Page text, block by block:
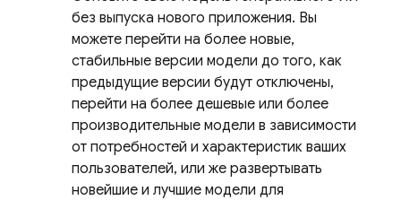
без выпуска нового приложения. Вы
можете перейти на более новые,
стабильные версии модели до того, как
предыдущие версии будут отключены,
перейти на более дешевые или более
производительные модели в зависимости
от потребностей и характеристик ваших
пользователей, или же развертывать
новейшие и лучшие модели для